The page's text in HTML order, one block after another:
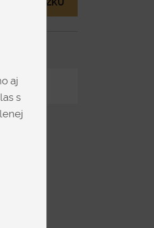
MÁM OTÁZKU
aj
s